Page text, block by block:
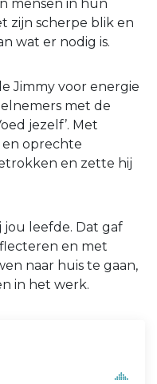
mensen in hun
zijn scherpe blik en
wat er nodig is.
Jimmy voor energie
met de
jezelf’. Met
oprechte
en zette hij
jou leefde. Dat gaf
en met
naar huis te gaan,
in het werk.